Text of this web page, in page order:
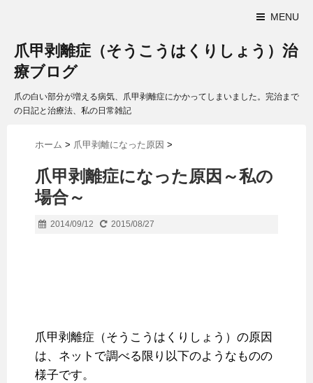
MENU
爪甲剥離症（そうこうはくりしょう）治
療ブログ
爪の白い部分が増える病気、爪甲剥離症にかかってしまいました。完治まで
の日記と治療法、私の日常雑記
ホーム > 爪甲剥離になった原因 >
爪甲剥離症になった原因～私の
場合～
2014/09/12 2015/08/27
爪甲剥離症（そうこうはくりしょう）の原因
は、ネットで調べる限り以下のようなものの
様子です。